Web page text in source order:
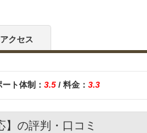
クセス
ト体制： 3.5 / 料金： 3.3
の評判・口コミ